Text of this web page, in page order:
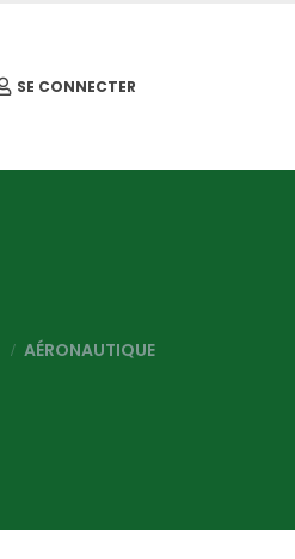
SE CONNECTER
AÉRONAUTIQUE